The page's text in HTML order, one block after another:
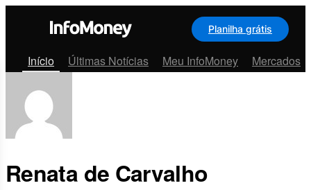
Planilha grátis
Início Últimas Notícias Meu InfoMoney Mercados
Renata de Carvalho